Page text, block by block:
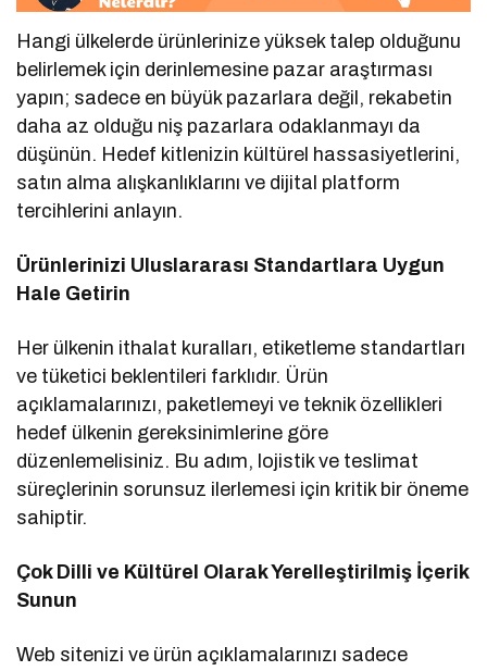
Hangi ülkelerde ürünlerinize yüksek talep olduğunu
belirlemek için derinlemesine pazar araştırması
yapın; sadece en büyük pazarlara değil, rekabetin
daha az olduğu niş pazarlara odaklanmayı da
düşünün. Hedef kitlenizin kültürel hassasiyetlerini,
satın alma alışkanlıklarını ve dijital platform
tercihlerini anlayın.
Ürünlerinizi Uluslararası Standartlara Uygun
Hale Getirin
Her ülkenin ithalat kuralları, etiketleme standartları
ve tüketici beklentileri farklıdır. Ürün
açıklamalarınızı, paketlemeyi ve teknik özellikleri
hedef ülkenin gereksinimlerine göre
düzenlemelisiniz. Bu adım, lojistik ve teslimat
süreçlerinin sorunsuz ilerlemesi için kritik bir öneme
sahiptir.
Çok Dilli ve Kültürel Olarak Yerelleştirilmiş İçerik
Sunun
Web sitenizi ve ürün açıklamalarınızı sadece